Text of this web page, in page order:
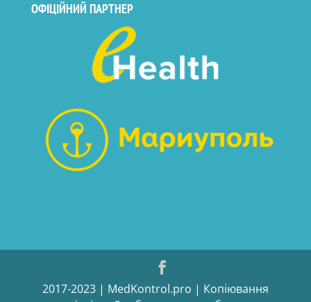
ОФІЦІЙНИЙ ПАРТНЕР
2017-2023 | MedKontrol.pro | Копіювання